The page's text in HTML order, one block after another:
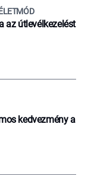
az útlevélkezelést
kedvezmény a